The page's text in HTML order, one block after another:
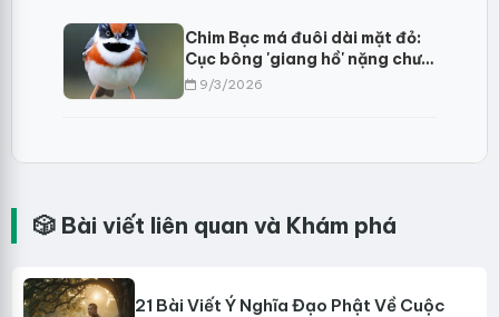
Chim Bạc má đuôi dài mặt đỏ:
Cục bông 'giang hồ' nặng chưa
đầy mười gram?
9/3/2026
🎲 Bài viết liên quan và Khám phá
21 Bài Viết Ý Nghĩa Đạo Phật Về Cuộc